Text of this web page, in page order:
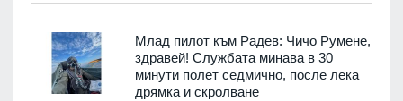
Млад пилот към Радев: Чичо Румене,
здравей! Службата минава в 30
минути полет седмично, после лека
дрямка и скролване